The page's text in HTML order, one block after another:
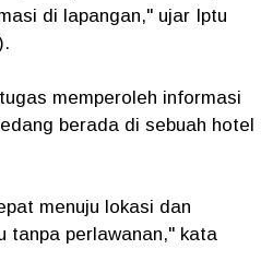
di lapangan," ujar Iptu
memperoleh informasi
berada di sebuah hotel
menuju lokasi dan
tanpa perlawanan," kata